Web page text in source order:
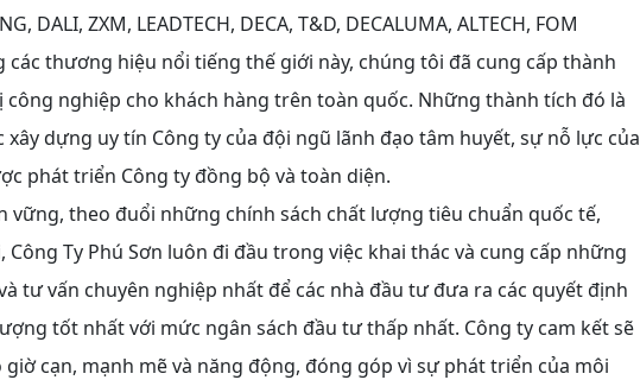
DALI, ZXM, LEADTECH, DECA, T&D, DECALUMA, ALTECH, FOM
các thương hiệu nổi tiếng thế giới này, chúng tôi đã cung cấp thành
nghiệp cho khách hàng trên toàn quốc. Những thành tích đó là
dựng uy tín Công ty của đội ngũ lãnh đạo tâm huyết, sự nỗ lực của
phát triển Công ty đồng bộ và toàn diện.
theo đuổi những chính sách chất lượng tiêu chuẩn quốc tế,
Ty Phú Sơn luôn đi đầu trong việc khai thác và cung cấp những
tư vấn chuyên nghiệp nhất để các nhà đầu tư đưa ra các quyết định
tốt nhất với mức ngân sách đầu tư thấp nhất. Công ty cam kết sẽ
cạn, mạnh mẽ và năng động, đóng góp vì sự phát triển của môi